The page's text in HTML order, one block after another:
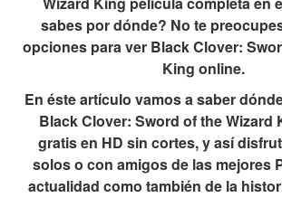
sabes por dónde? No te
opciones para ver Black Clover:
King online.
En éste artículo vamos a saber
Black Clover: Sword of the Wizard
gratis en HD sin cortes, y así
solos o con amigos de las mejores
actualidad como también de la